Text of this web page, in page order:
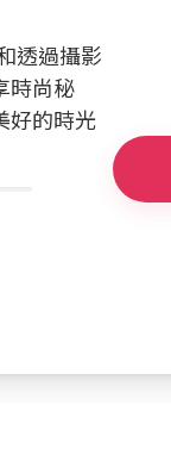
透過攝影
時尚秘
好的時光